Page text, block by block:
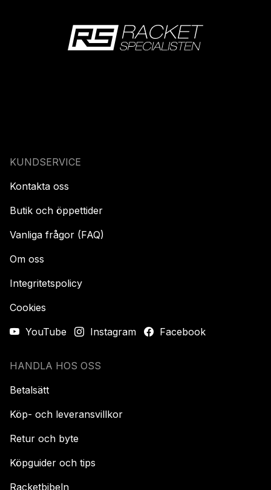
KUNDSERVICE
Kontakta oss
Butik och öppettider
Vanliga frågor (FAQ)
Om oss
Integritetspolicy
Cookies
YouTube
Instagram Facebook
HANDLA HOS OSS
Betalsätt
Köp- och leveransvillkor
Retur och byte
Köpguider och tips
Racketbibeln